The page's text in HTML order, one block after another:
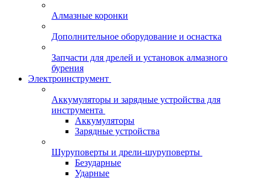
Алмазные коронки
Дополнительное оборудование и оснастка
Запчасти для дрелей и установок алмазного
бурения
Электроинструмент
Аккумуляторы и зарядные устройства для
инструмента
Аккумуляторы
Зарядные устройства
Шуруповерты и дрели-шуруповерты
Безударные
Ударные